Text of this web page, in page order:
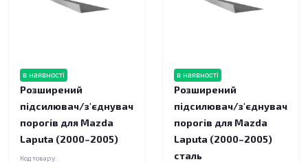
в наявності
Розширений
підсилювач/з'єднувач
порогів для Mazda
Laputa (2000–2005)
Код товару:
в наявності
Розширений
підсилювач/з'єднувач
порогів для Mazda
Laputa (2000–2005)
сталь